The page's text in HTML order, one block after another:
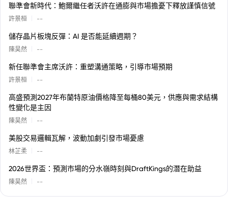
聯準會新時代：鮑爾繼任者沃許在通膨與市場擔憂下釋放謹慎信號
許景桓 --
儲存晶片板塊反彈：AI 是否能延續週期？
陳昊然 --
新任聯準會主席沃許：重塑溝通策略，引導市場預期
許景桓 --
高盛預測2027年布蘭特原油價格降至每桶80美元，供應與需求結構
性變化是主因
陳昊然 --
美股交易邏輯瓦解，波動加劇引發市場憂慮
林芷柔 --
2026世界盃：預測市場的分水嶺時刻與DraftKings的潛在助益
陳昊然 --